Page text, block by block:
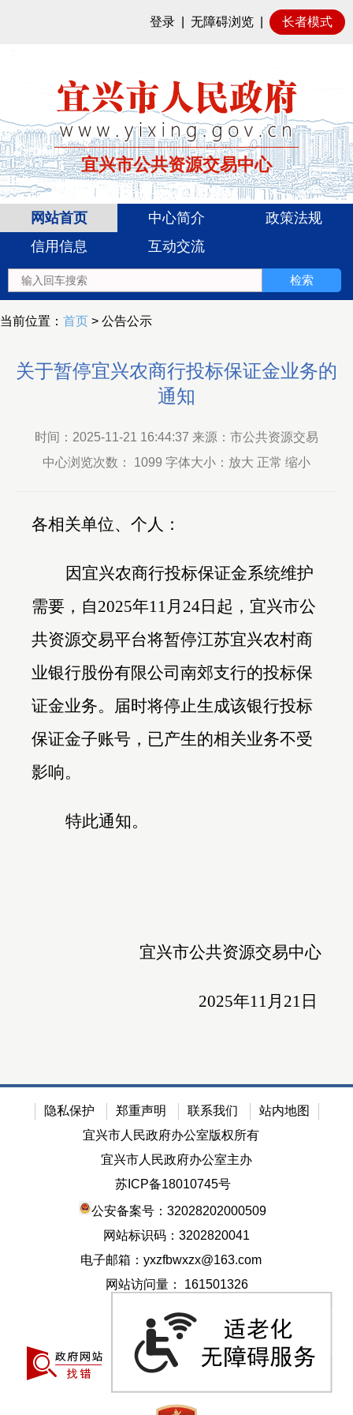
登录 无障碍浏览 长者模式
宜兴市公共资源交易中心
网站首页 中心简介
政策法规
信用信息
互动交流
当前位置： 首页 > 公告公示
关于暂停宜兴农商行投标保证金业务的
通知
时间：2025-11-21 16:44:37 来源：市公共资源交易
中心浏览次数： 1099 字体大小：放大 正常 缩小
各相关单位、个人：
因宜兴农商行投标保证金系统维护
需要，自2025年11月24日起，宜兴市公
共资源交易平台将暂停江苏宜兴农村商
业银行股份有限公司南郊支行的投标保
证金业务。届时将停止生成该银行投标
保证金子账号，已产生的相关业务不受
影响。
特此通知。
宜兴市公共资源交易中心
2025年11月21日
隐私保护 郑重声明 联系我们
站内地图
宜兴市人民政府办公室版权所有
宜兴市人民政府办公室主办
苏ICP备18010745号
公安备案号：32028202000509
网站标识码：3202820041
电子邮箱：yxzfbwxzx@163.com
网站访问量：
161501326